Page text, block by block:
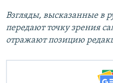
Взгляды, высказанные в
передают точку зрения
отражают позицию